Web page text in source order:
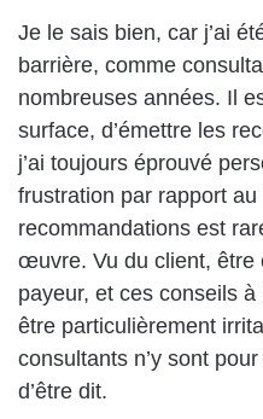
Je le sais bien, car j’ai
barrière, comme
nombreuses années. Il
surface, d’émettre les
j’ai toujours éprouvé
frustration par rapport
recommandations est
œuvre. Vu du client, être
payeur, et ces conseils à
être particulièrement
consultants n’y sont
d’être dit.